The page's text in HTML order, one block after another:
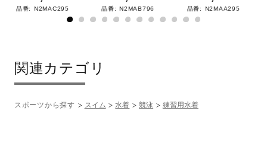
品番: N2MAC295 品番: N2MAB796 品番: N2MAA295
関連カテゴリ
スポーツから探す スイム 水着 競泳 練習用水着